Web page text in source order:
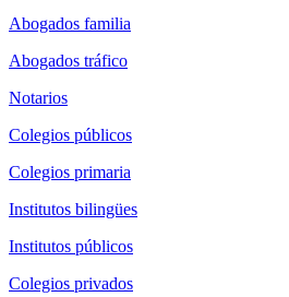
Abogados familia
Abogados tráfico
Notarios
Colegios públicos
Colegios primaria
Institutos bilingües
Institutos públicos
Colegios privados